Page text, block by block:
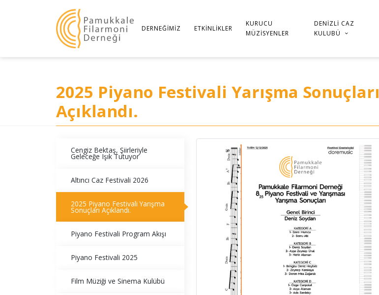
DERNEĞIMIZ ETKINLIKLER
KURUCU
MÜZISYENLER
DENIZLI CAZ
KULUBÜ
2025 Piyano Festivali Yarışma Sonuçları
Açıklandı.
Cengiz Bektaş, Şiirleriyle
Geleceğe Işık Tutuyor
Altıncı Caz Festivali 2026
2025 Piyano Festivali Yarışma
Sonuçları Açıklandı.
Piyano Festivali Program Akışı
Piyano Festivali 2025
Film Müziği ve Sinema Kulübü